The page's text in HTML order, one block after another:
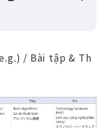
/ Bài tập & Th